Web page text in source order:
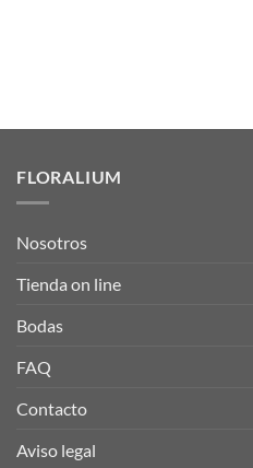
FLORALIUM
Nosotros
Tienda on line
Bodas
FAQ
Contacto
Aviso legal